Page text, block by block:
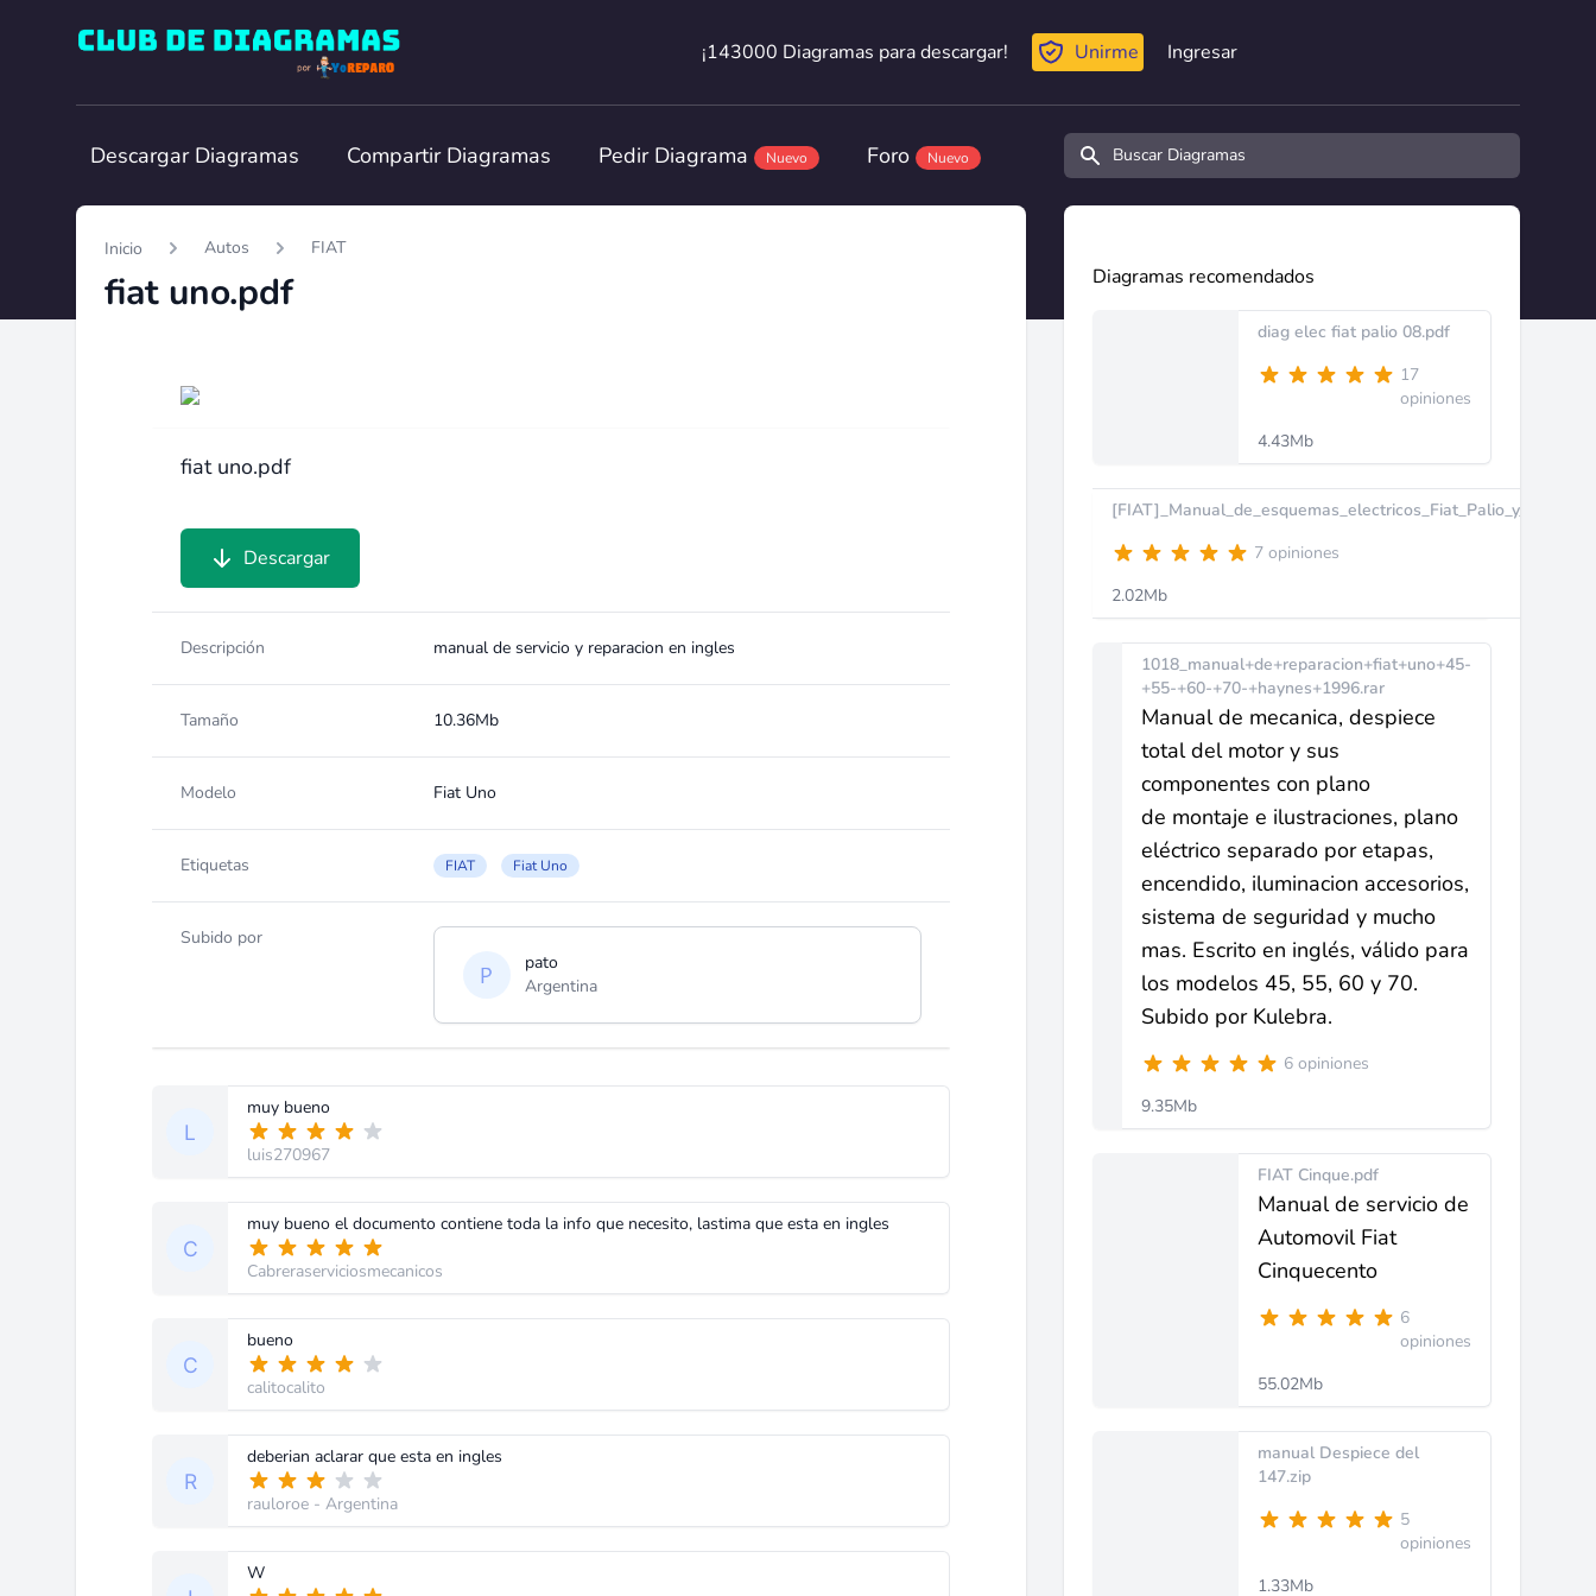
Club de Diagramas
¡143000 Diagramas para descargar!
¡143000 Diagramas para descargar! Unirme Ingresar
Descargar Diagramas Compartir Diagramas Pedir Diagrama Nuevo Foro Nuevo Buscar diagramas y manuales
Inicio Autos FIAT
fiat uno.pdf
fiat uno.pdf
Descargar
Descripción manual de servicio y reparacion en ingles
Tamaño 10.36Mb
Modelo Fiat Uno
Etiquetas FIAT Fiat Uno
Subido por
pato
Argentina
muy bueno
luis270967
muy bueno el documento contiene toda la info que necesito, lastima que esta en ingles
Cabreraserviciosmecanicos
bueno
calitocalito
deberian aclarar que esta en ingles
rauloroe - Argentina
W
Diagramas recomendados
diag elec fiat palio 08.pdf
17
opiniones
4.43Mb
7 opiniones
2.02Mb
1018_manual+de+reparacion+fiat+uno+45-
+55-+60-+70-+haynes+1996.rar
Manual de mecanica, despiece
total del motor y sus
componentes con plano
de montaje e ilustraciones, plano
eléctrico separado por etapas,
encendido, iluminacion accesorios,
sistema de seguridad y mucho
mas. Escrito en inglés, válido para
los modelos 45, 55, 60 y 70.
Subido por Kulebra.
6 opiniones
9.35Mb
FIAT Cinque.pdf
Manual de servicio de
Automovil Fiat
Cinquecento
6
opiniones
55.02Mb
manual Despiece del
147.zip
5
opiniones
1.33Mb